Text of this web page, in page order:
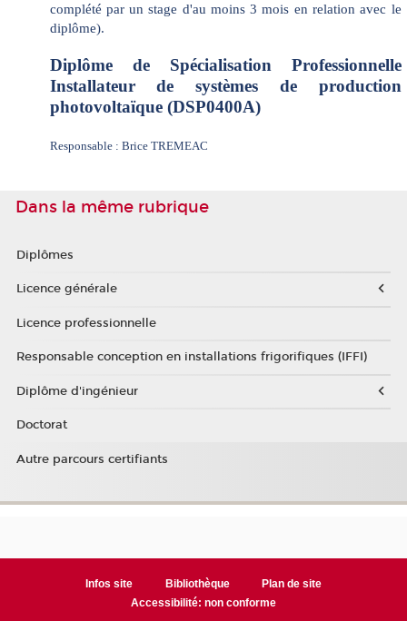
complété par un stage d'au moins 3 mois en relation avec le
diplôme).
Diplôme de Spécialisation Professionnelle
Installateur de systèmes de production
photovoltaïque (DSP0400A)
Responsable : Brice TREMEAC
Dans la même rubrique
Diplômes
Licence générale
Licence professionnelle
Responsable conception en installations frigorifiques (IFFI)
Diplôme d'ingénieur
Doctorat
Autre parcours certifiants
Infos site Bibliothèque
Plan de site
Accessibilité: non conforme